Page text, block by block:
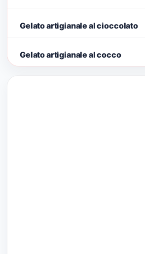
Gelato artigianale al cioccolato
Gelato artigianale al cocco